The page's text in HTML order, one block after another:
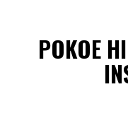
POKOE